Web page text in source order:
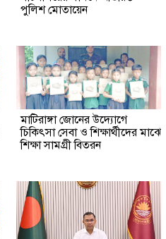
পুলিশ মোতায়েন
মাটিরাঙ্গা জোনের উদ্যোগে
চিকিৎসা সেবা ও শিক্ষার্থীদের মাঝে
শিক্ষা সামগ্রী বিতরন